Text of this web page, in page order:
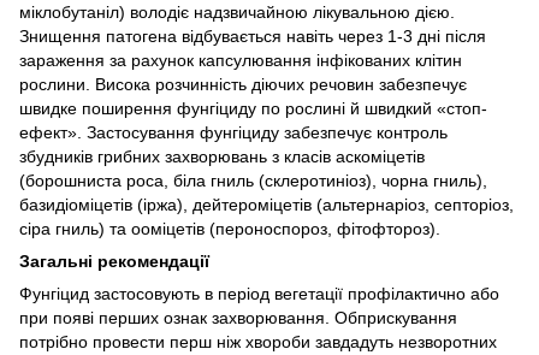
міклобутаніл) володіє надзвичайною лікувальною дією.
Знищення патогена відбувається навіть через 1-3 дні після
зараження за рахунок капсулювання інфікованих клітин
рослини. Висока розчинність діючих речовин забезпечує
швидке поширення фунгіциду по рослині й швидкий «стоп-
ефект». Застосування фунгіциду забезпечує контроль
збудників грибних захворювань з класів аскоміцетів
(борошниста роса, біла гниль (склеротиніоз), чорна гниль),
базидіоміцетів (іржа), дейтероміцетів (альтернаріоз, септоріоз,
сіра гниль) та ооміцетів (пероноспороз, фітофтороз).
Загальні рекомендації
Фунгіцид застосовують в період вегетації профілактично або
при появі перших ознак захворювання. Обприскування
потрібно провести перш ніж хвороби завдадуть незворотних